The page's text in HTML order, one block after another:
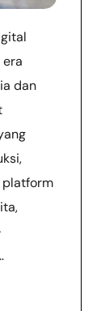
dan
platform